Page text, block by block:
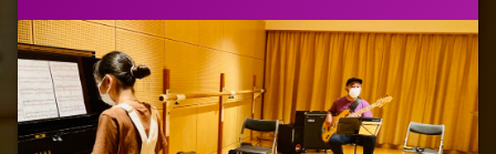
ン
ド
演
奏
ピ
ア